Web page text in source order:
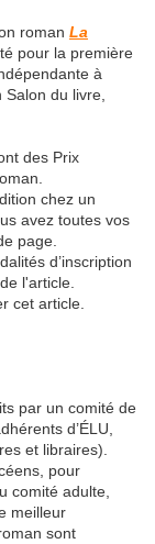
roman La
pour la première
à
du livre,
des Prix
chez un
avez toutes vos
page.
d’inscription
l'article.
cet article.
par un comité de
d’ÉLU,
et libraires).
pour
comité adulte,
meilleur
sont